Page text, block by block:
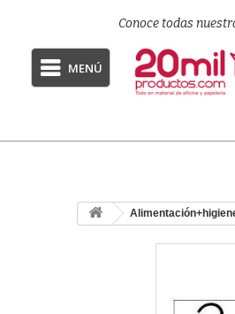
Conoce todas
MENÚ